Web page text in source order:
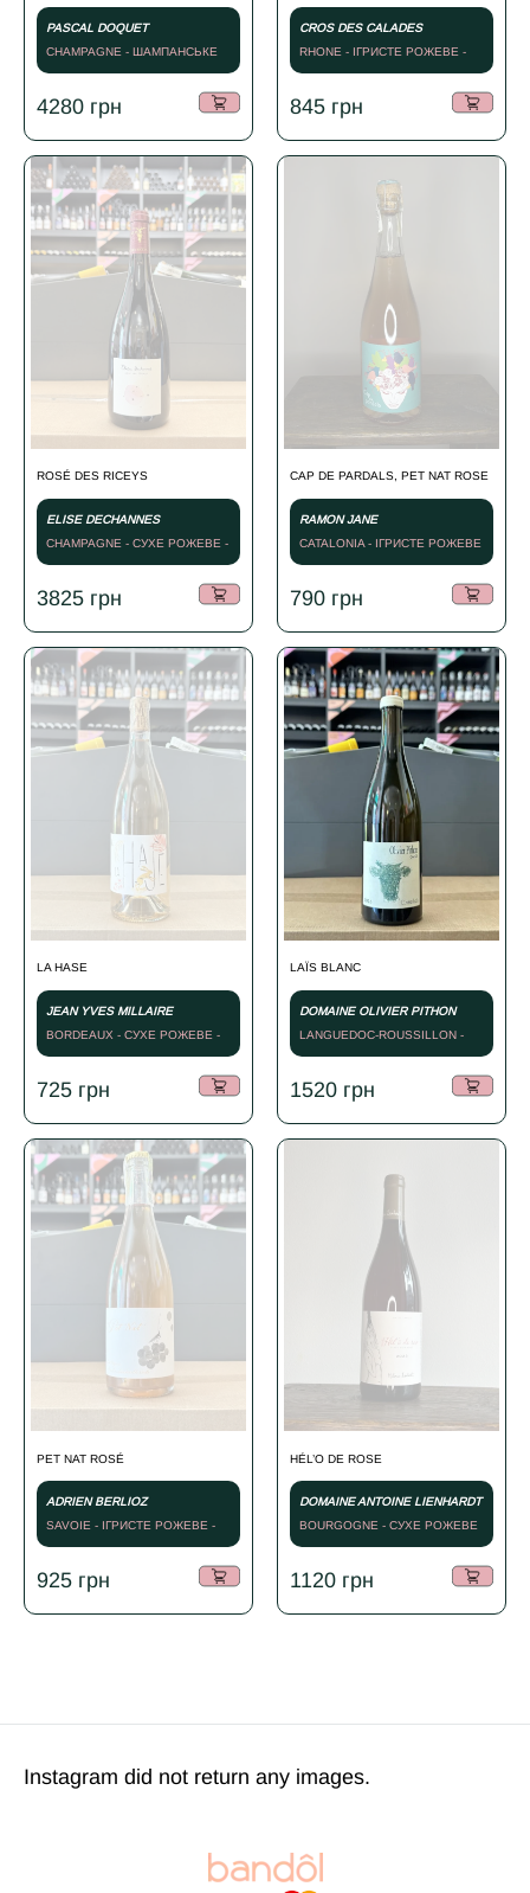
PASCAL DOQUET
CHAMPAGNE - ШАМПАНСЬКЕ
БІЛЕ - NV
4280 грн
CROS DES CALADES
RHONE - ІГРИСТЕ РОЖЕВЕ -
2023
845 грн
ROSÉ DES RICEYS
ELISE DECHANNES
CHAMPAGNE - СУХЕ РОЖЕВЕ -
2022
3825 грн
CAP DE PARDALS, PET NAT ROSE
RAMON JANE
CATALONIA - ІГРИСТЕ РОЖЕВЕ
- 2021
790 грн
LA HASE
JEAN YVES MILLAIRE
BORDEAUX - СУХЕ РОЖЕВЕ -
2023
725 грн
LAЇS BLANC
DOMAINE OLIVIER PITHON
LANGUEDOC-ROUSSILLON -
СУХЕ БІЛЕ - 2023
1520 грн
PET NAT ROSÉ
ADRIEN BERLIOZ
SAVOIE - ІГРИСТЕ РОЖЕВЕ -
2024
925 грн
HÉL’O DE ROSE
DOMAINE ANTOINE LIENHARDT
BOURGOGNE - СУХЕ РОЖЕВЕ
- 2023
1120 грн
Instagram did not return any images.